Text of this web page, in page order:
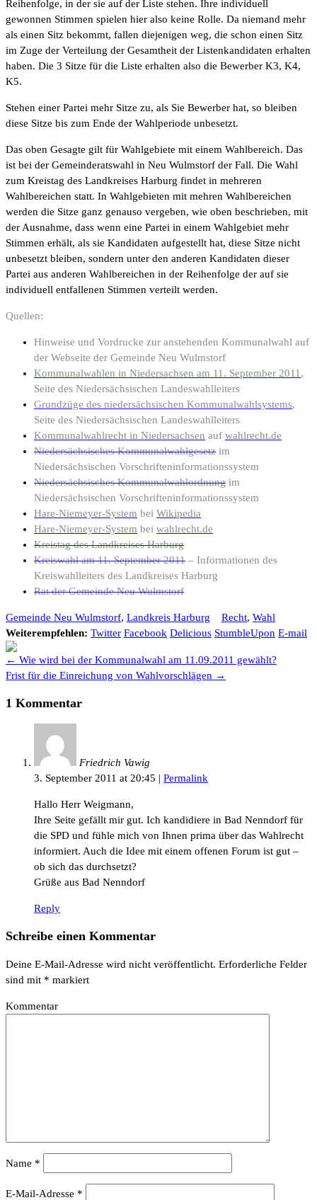
Reihenfolge, in der sie auf der Liste stehen. Ihre individuell
gewonnen Stimmen spielen hier also keine Rolle. Da niemand mehr
als einen Sitz bekommt, fallen diejenigen weg, die schon einen Sitz
im Zuge der Verteilung der Gesamtheit der Listenkandidaten erhalten
haben. Die 3 Sitze für die Liste erhalten also die Bewerber K3, K4,
K5.
Stehen einer Partei mehr Sitze zu, als Sie Bewerber hat, so bleiben
diese Sitze bis zum Ende der Wahlperiode unbesetzt.
Das oben Gesagte gilt für Wahlgebiete mit einem Wahlbereich. Das
ist bei der Gemeinderatswahl in Neu Wulmstorf der Fall. Die Wahl
zum Kreistag des Landkreises Harburg findet in mehreren
Wahlbereichen statt. In Wahlgebieten mit mehren Wahlbereichen
werden die Sitze ganz genauso vergeben, wie oben beschrieben, mit
der Ausnahme, dass wenn eine Partei in einem Wahlgebiet mehr
Stimmen erhält, als sie Kandidaten aufgestellt hat, diese Sitze nicht
unbesetzt bleiben, sondern unter den anderen Kandidaten dieser
Partei aus anderen Wahlbereichen in der Reihenfolge der auf sie
individuell entfallenen Stimmen verteilt werden.
Quellen:
Hinweise und Vordrucke zur anstehenden Kommunalwahl auf
der Webseite der Gemeinde Neu Wulmstorf
Kommunalwahlen in Niedersachsen am 11. September 2011 ,
Seite des Niedersächsischen Landeswahlleiters
Grundzüge des niedersächsischen Kommunalwahlsystems,
Seite des Niedersächsischen Landeswahlleiters
Kommunalwahlrecht in Niedersachsen auf wahlrecht.de
Niedersächsisches Kommunalwahlgesetz im
Niedersächsischen Vorschrifteninformationssystem
Niedersächsisches Kommunalwahlordnung im
Niedersächsischen Vorschrifteninformationssystem
Hare-Niemeyer-System bei Wikipedia
Hare-Niemeyer-System bei wahlrecht.de
Kreistag des Landkreises Harburg
Kreiswahl am 11. September 2011 – Informationen des
Kreiswahlleiters des Landkreises Harburg
Rat der Gemeinde Neu Wulmstorf
Gemeinde Neu Wulmstorf, Landkreis Harburg Recht, Wahl
Weiterempfehlen: Twitter Facebook Delicious StumbleUpon E-mail
← Wie wird bei der Kommunalwahl am 11.09.2011 gewählt?
Frist für die Einreichung von Wahlvorschlägen →
1 Kommentar
Friedrich Vawig
3. September 2011 at 20:45 | Permalink
Hallo Herr Weigmann,
Ihre Seite gefällt mir gut. Ich kandidiere in Bad Nenndorf für
die SPD und fühle mich von Ihnen prima über das Wahlrecht
informiert. Auch die Idee mit einem offenen Forum ist gut –
ob sich das durchsetzt?
Grüße aus Bad Nenndorf
Reply
Schreibe einen Kommentar
Deine E-Mail-Adresse wird nicht veröffentlicht. Erforderliche Felder
sind mit * markiert
Kommentar
Name *
E-Mail-Adresse *